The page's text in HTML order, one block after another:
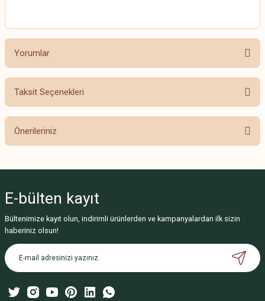
Yorumlar
Bu ürüne ilk yorumu siz yapın!
Taksit Seçenekleri
Önerileriniz
Görüş ve önerileriniz için teşekkür ederiz.
Ürün resmi kalitesiz, bozuk veya görüntülenemiyor.
Ürün açıklamasında eksik bilgiler bulunuyor.
Ürün bilgilerinde hatalar bulunuyor.
Bu ürüne benzer farklı alternatifler olmalı.
E-bülten kayıt
Bültenimize kayıt olun, indirimli ürünlerden ve kampanyalardan ilk sizin
haberiniz olsun!